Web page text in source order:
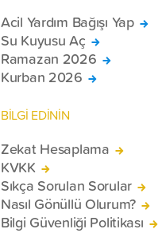
Acil Yardım Bağışı Yap
Su Kuyusu Aç
Ramazan 2026
Kurban 2026
BİLGİ EDİNİN
Zekat Hesaplama
KVKK
Sıkça Sorulan Sorular
Nasıl Gönüllü Olurum?
Bilgi Güvenliği Politikası